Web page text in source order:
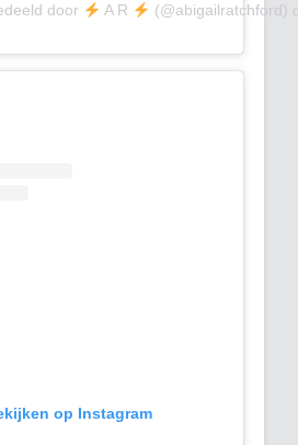
door A R (@abigailratchford)
op Instagram